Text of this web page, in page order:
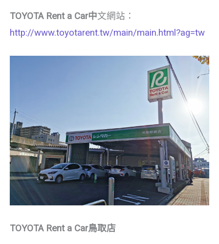
TOYOTA Rent a Car中文網站：
http://www.toyotarent.tw/main/main.html?ag=tw
TOYOTA Rent a Car鳥取店